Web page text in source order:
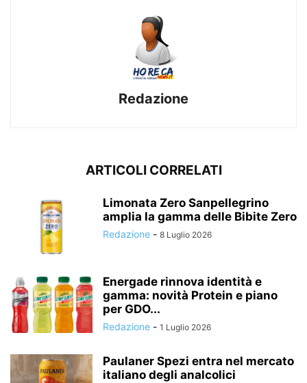
Redazione
ARTICOLI CORRELATI
Limonata Zero Sanpellegrino
amplia la gamma delle Bibite Zero
Redazione - 8 Luglio 2026
Energade rinnova identità e
gamma: novità Protein e piano
per GDO...
Redazione - 1 Luglio 2026
Paulaner Spezi entra nel mercato
italiano degli analcolici